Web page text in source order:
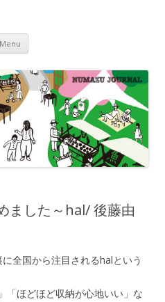
Menu Skip to content
ました～hal/ 後藤由
全国から注目されるhalという
「ほどほど収納が心地いい」な